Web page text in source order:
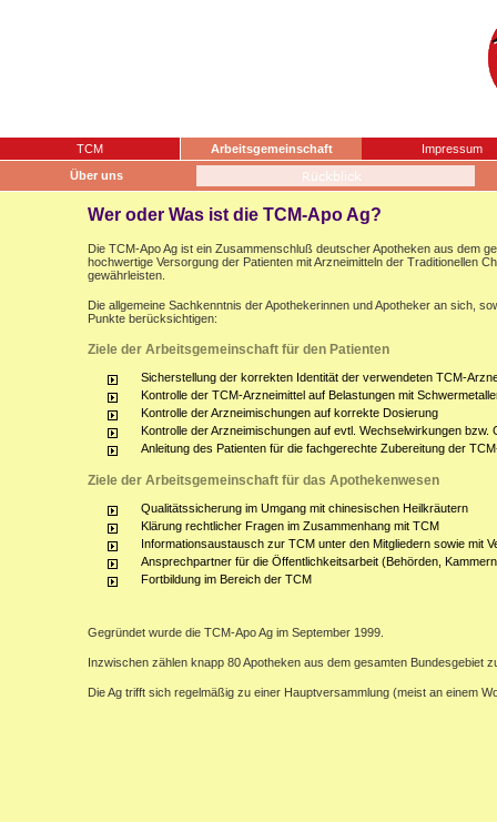
TCM Arbeitsgemeinschaft
Impressum
Über uns
Wer oder Was ist die TCM-Apo Ag?
Die TCM-Apo Ag ist ein Zusammenschluß deutscher Apotheken aus dem
hochwertige Versorgung der Patienten mit Arzneimitteln der Traditionellen
gewährleisten.
Die allgemeine Sachkenntnis der Apothekerinnen und Apotheker an sich,
Punkte berücksichtigen:
Ziele der Arbeitsgemeinschaft für den Patienten
Sicherstellung der korrekten Identität der verwendeten TCM-
Kontrolle der TCM-Arzneimittel auf Belastungen mit
Kontrolle der Arzneimischungen auf korrekte Dosierung
Kontrolle der Arzneimischungen auf evtl. Wechselwirkungen
Anleitung des Patienten für die fachgerechte Zubereitung der
Ziele der Arbeitsgemeinschaft für das Apothekenwesen
Qualitätssicherung im Umgang mit chinesischen Heilkräutern
Klärung rechtlicher Fragen im Zusammenhang mit TCM
Informationsaustausch zur TCM unter den Mitgliedern sowie mit
Ansprechpartner für die Öffentlichkeitsarbeit (Behörden,
Fortbildung im Bereich der TCM
Gegründet wurde die TCM-Apo Ag im September 1999.
Inzwischen zählen knapp 80 Apotheken aus dem gesamten Bundesgebiet
Die Ag trifft sich regelmäßig zu einer Hauptversammlung (meist an einem